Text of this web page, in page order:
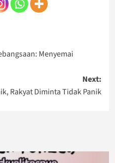
Menyemai
Next:
Rakyat Diminta Tidak Panik